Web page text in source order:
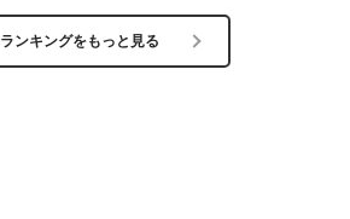
ランキングをもっと見る